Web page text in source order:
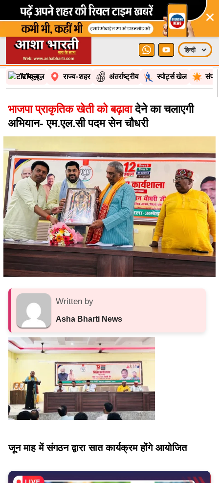
×
टॉप न्यूज़ राज्य-शहर अंतर्राष्ट्रीय स्पोर्ट्स खेल
भाजपा प्राकृतिक खेती को बढ़ावादेने का चलाएगी
अभियान- एम.एल.सी पदम सेन चौधरी
Written by
Asha Bharti News
जून माह में संगठन द्वारा सात कार्यक्रम होंगे आयोजित